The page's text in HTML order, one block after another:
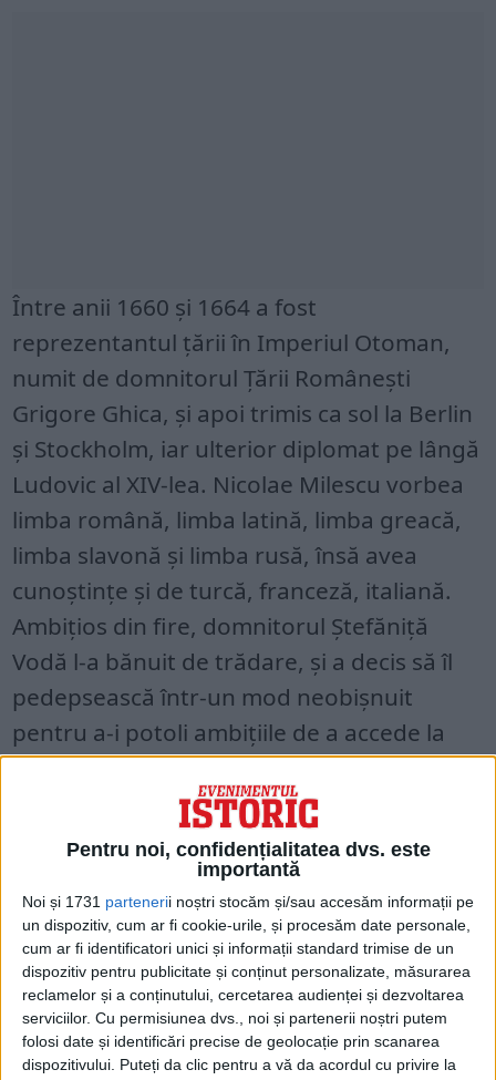
Pentru noi, confidențialitatea dvs. este
importantă
Noi și 1731 partenerii noștri stocăm și/sau accesăm informații pe
un dispozitiv, cum ar fi cookie-urile, și procesăm date personale,
cum ar fi identificatori unici și informații standard trimise de un
dispozitiv pentru publicitate și conținut personalizate, măsurarea
reclamelor și a conținutului, cercetarea audienței și dezvoltarea
serviciilor. Cu permisiunea dvs., noi și partenerii noștri putem
folosi date și identificări precise de geolocație prin scanarea
dispozitivului. Puteți da clic pentru a vă da acordul cu privire la
Între anii 1660 și 1664 a fost
reprezentantul țării în Imperiul Otoman,
numit de domnitorul Țării Românești
Grigore Ghica, și apoi trimis ca sol la Berlin
și Stockholm, iar ulterior diplomat pe lângă
Ludovic al XIV-lea. Nicolae Milescu vorbea
limba română, limba latină, limba greacă,
limba slavonă și limba rusă, însă avea
cunoștințe și de turcă, franceză, italiană.
Ambițios din fire, domnitorul Ştefăniţă
Vodă l-a bănuit de trădare, și a decis să îl
pedepsească într-un mod neobișnuit
pentru a-i potoli ambiţiile de a accede la
domnie. Domnitorul i-a crestat nasul, în
perioada diplomaţiei fiind cunoscut şi cu
denumirea de “Cancelarul Milescu Nas